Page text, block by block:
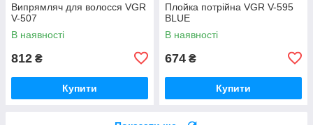
Випрямляч для волосся VGR
V-507
В наявності
812 ₴
Купити
Плойка потрійна VGR V-595
BLUE
В наявності
674 ₴
Купити